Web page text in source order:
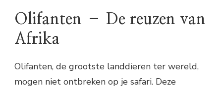
Olifanten – De reuzen van
Afrika
Olifanten, de grootste landdieren ter wereld,
mogen niet ontbreken op je safari. Deze